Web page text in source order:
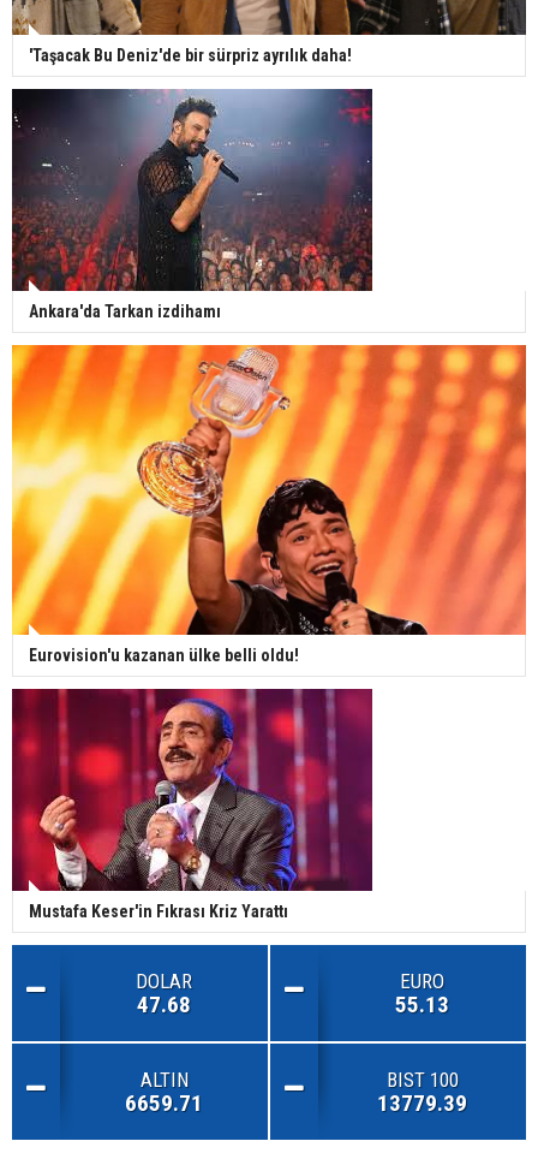
'Taşacak Bu Deniz'de bir sürpriz ayrılık daha!
Ankara'da Tarkan izdihamı
Eurovision'u kazanan ülke belli oldu!
Mustafa Keser'in Fıkrası Kriz Yarattı
DOLAR
47.68
EURO
55.13
ALTIN
6659.71
BIST 100
13779.39